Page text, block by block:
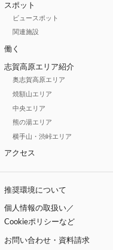
スポット
ビュースポット
関連施設
働く
志賀高原エリア紹介
奥志賀高原エリア
焼額山エリア
中央エリア
熊の湯エリア
横手山・渋峠エリア
アクセス
推奨環境について
個人情報の取扱い／
Cookieポリシーなど
お問い合わせ・資料請求